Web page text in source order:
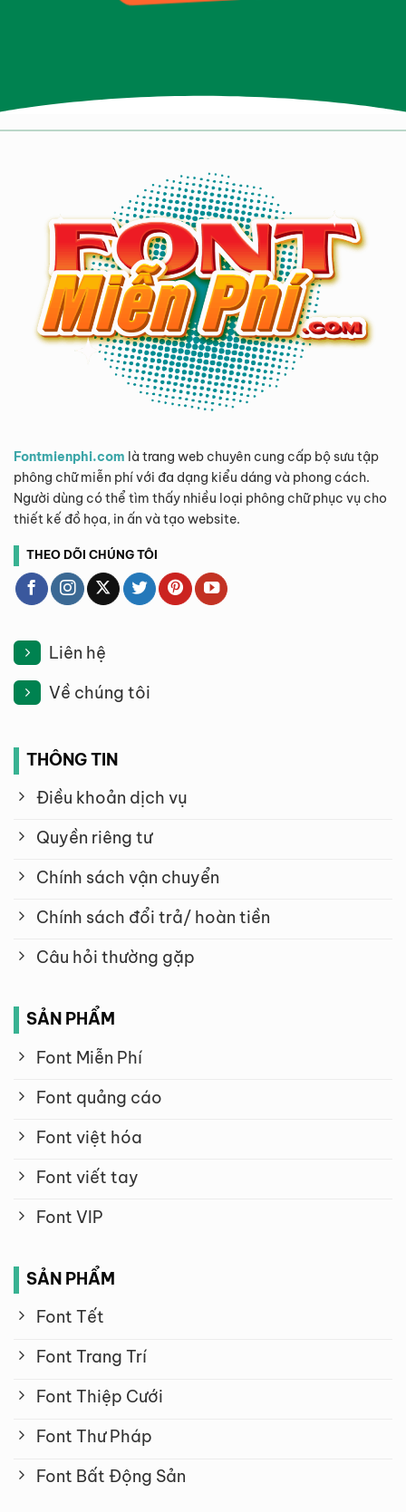
Fontmienphi.com là trang web chuyên cung cấp bộ sưu tập
phông chữ miễn phí với đa dạng kiểu dáng và phong cách.
Người dùng có thể tìm thấy nhiều loại phông chữ phục vụ cho
thiết kế đồ họa, in ấn và tạo website.
THEO DÕI CHÚNG TÔI
Liên hệ
Về chúng tôi
THÔNG TIN
Điều khoản dịch vụ
Quyền riêng tư
Chính sách vận chuyển
Chính sách đổi trả/ hoàn tiền
Câu hỏi thường gặp
SẢN PHẨM
Font Miễn Phí
Font quảng cáo
Font việt hóa
Font viết tay
Font VIP
SẢN PHẨM
Font Tết
Font Trang Trí
Font Thiệp Cưới
Font Thư Pháp
Font Bất Động Sản